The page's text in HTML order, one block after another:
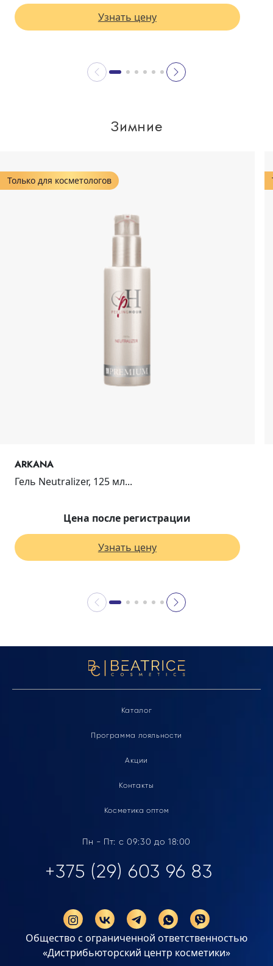
Узнать цену
Зимние
Только для косметологов
ARKANA
Гель Neutralizer, 125 мл...
Цена после регистрации
Узнать цену
Каталог
Программа лояльности
Акции
Контакты
Косметика оптом
Пн - Пт: с 09:30 до 18:00
+375 (29) 603 96 83
Общество с ограниченной ответственностью
«Дистрибьюторский центр косметики»